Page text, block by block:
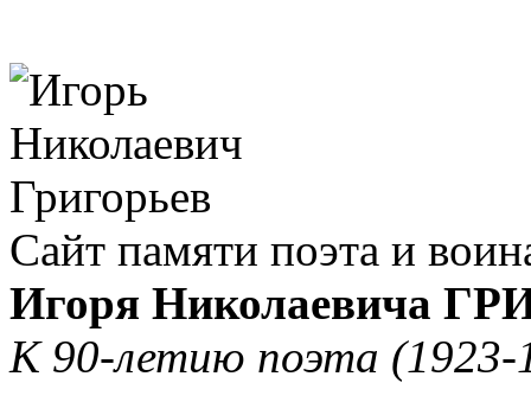
Сайт памяти поэта и
Игоря Николаевича
К 90-летию поэта (1923-